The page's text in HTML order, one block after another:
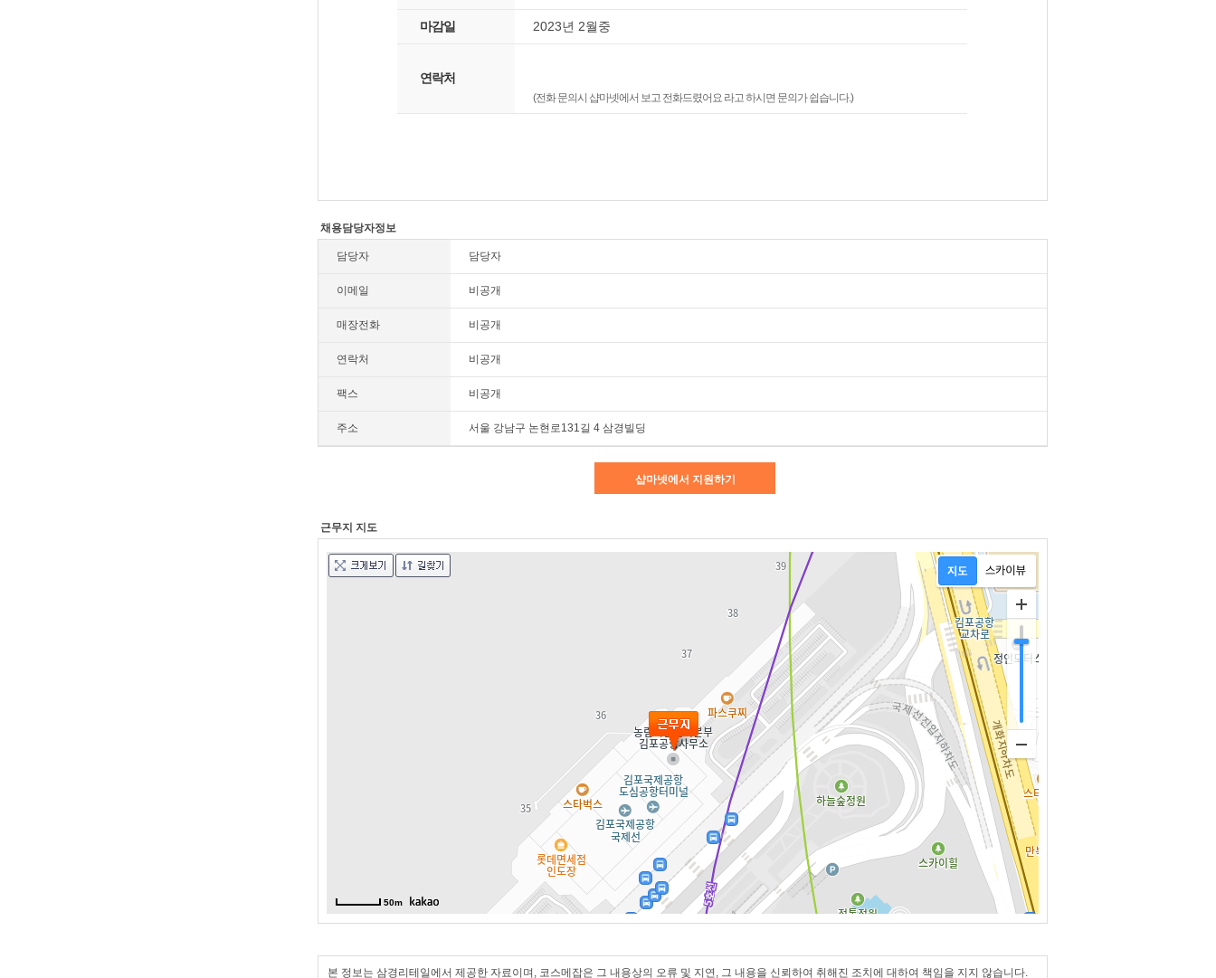
마감일 2023년 2월중
연락처
(전화 문의시 샵마넷에서 보고 전화드렸어요 라고 하시면 문의가 쉽습니다.)
채용담당자정보
담당자 담당자
이메일 비공개
매장전화 비공개
연락처 비공개
팩스 비공개
주소 서울 강남구 논현로131길 4 삼경빌딩
샵마넷에서 지원하기
근무지 지도
50m
본 정보는 삼경리테일에서 제공한 자료이며, 코스메잡은 그 내용상의 오류 및 지연, 그 내용을 신뢰하여 취해진 조치에 대하여 책임을 지지 않습니다.